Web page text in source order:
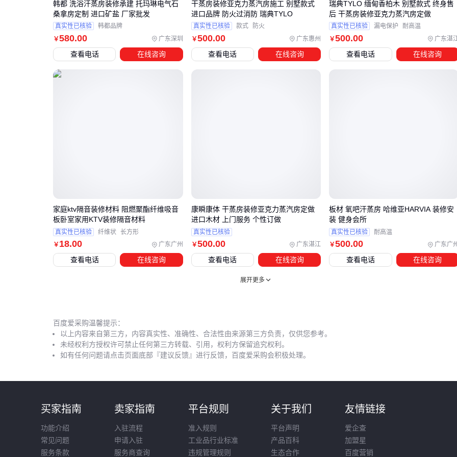
四、主材安装不可忽视的配套工具清单
选购完防晒隔热主材后，施工环节的配套工具往往容易被忽
视。不同材料对安装工具 有特定要求：
铝箔类反射材料需要专用隔热胶带确保接缝密封性
五、这些施工细节直接影响隔热寿命
隔热材料安装后的实际效果，30%取决于施工细节处理。常见
误区包括：在阴角处过度拉伸卷材导致厚度不均、硬质板材接
缝未使用
反射类膜材每季度需清洁表面积尘
多孔隔热棉每年要检查防潮密封层
验收时重点检查三个部位：阳光直射面的接缝密封性、通风口
的材料收边处理、易积水区域的防潮层完整性。建议在施工合
同中明确这些关键节点的验收标准。
￥580.00 广东深圳
韩都 洗浴汗蒸房装修承建 托玛琳电气石
桑拿房定制 进口矿盐 厂家批发
真实性已核验 韩都品牌
查看电话 在线咨询
￥500.00 广东惠州
干蒸房装修亚克力蒸汽房施工 别墅款式
进口品牌 防火过消防 瑞典TYLO
真实性已核验 款式 防火
查看电话 在线咨询
￥500.00 广东湛
瑞典TYLO 缅甸香柏木 别墅款式 终身售
后 干蒸房装修亚克力蒸汽房定做
真实性已核验 漏电保护 耐高温
查看电话 在线咨询
￥ 18.00 广东广州
家庭ktv隔音装修材料 阻燃聚酯纤维吸音
板卧室家用KTV装修隔音材料
真实性已核验 纤维状 长方形
查看电话 在线咨询
￥500.00 广东湛江
康瞬康体 干蒸房装修亚克力蒸汽房定做
进口木材 上门服务 个性订做
真实性已核验
查看电话 在线咨询
￥500.00 广东广
板材 氧吧汗蒸房 哈维亚HARVIA 装修安
装 健身会所
真实性已核验 耐高温
查看电话 在线咨询
展开更多
百度爱采购温馨提示：
以上内容来自第三方，内容真实性、准确性、合法性由来源第三方负责，仅供您参考。
未经权利方授权许可禁止任何第三方转载、引用，权利方保留追究权利。
如有任何问题请点击页面底部『建议反馈』进行反馈，百度爱采购会积极处理。
买家指南
功能介绍
常见问题
服务条款
卖家指南
入驻流程
申请入驻
服务商查询
平台规则
准入规则
工业品行业标准
违规管理规则
关于我们
平台声明
产品百科
生态合作
友情链接
爱企查
加盟星
百度营销